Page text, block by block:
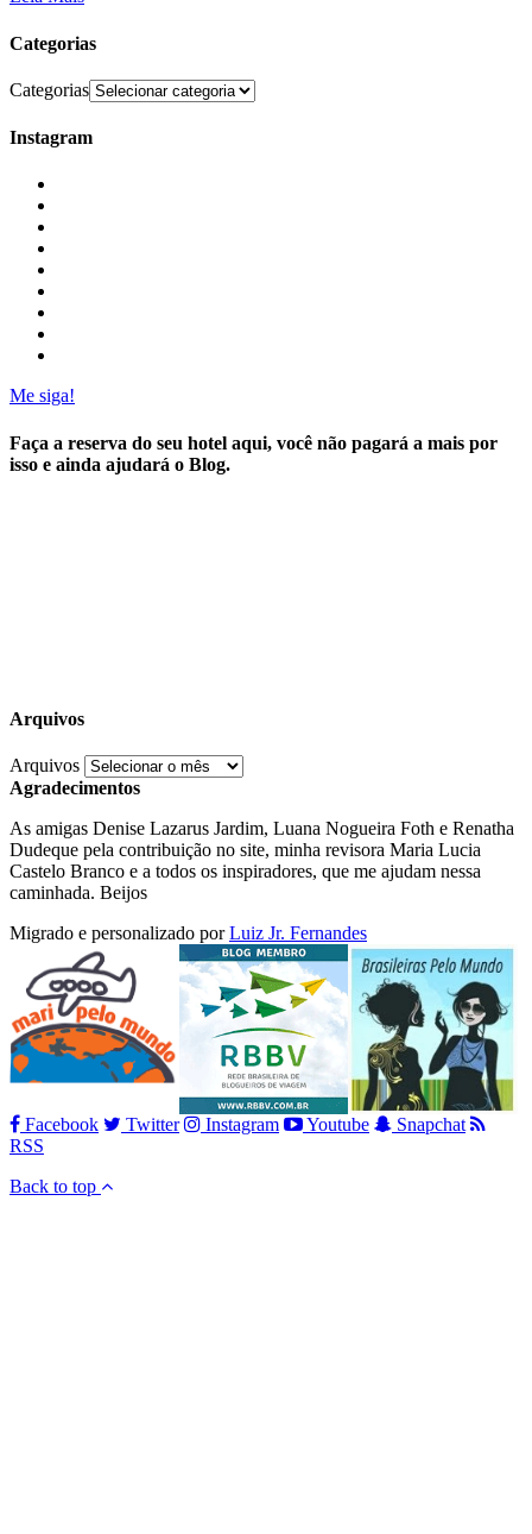
Categorias
Categorias
Instagram
Me siga!
Faça a reserva do seu hotel aqui, você não pagará a mais por
isso e ainda ajudará o Blog.
Arquivos
Arquivos
Agradecimentos
As amigas Denise Lazarus Jardim, Luana Nogueira Foth e Renatha
Dudeque pela contribuição no site, minha revisora Maria Lucia
Castelo Branco e a todos os inspiradores, que me ajudam nessa
caminhada. Beijos
Migrado e personalizado porLuiz Jr. Fernandes
Facebook Twitter Instagram Youtube
Snapchat
RSS
Back to top